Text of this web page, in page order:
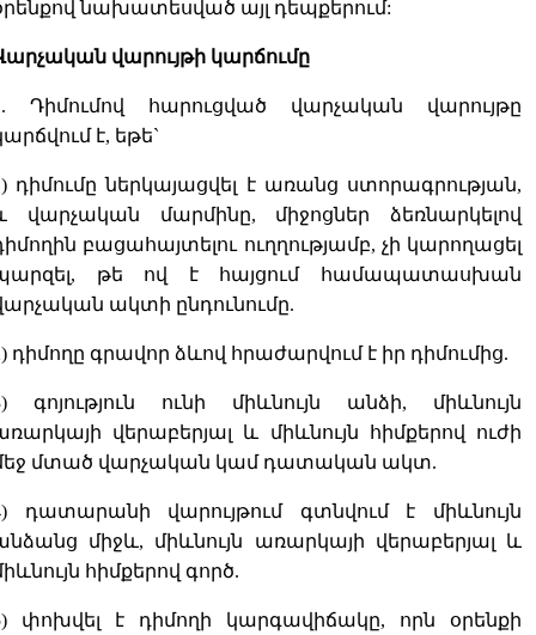
նախատեսված այլ դեպքերում:
վարույթի կարճումը
Դիմումով հարուցված վարչական վարույթը
է, եթե`
դիմումը ներկայացվել է առանց ստորագրության,
վարչական մարմինը, միջոցներ ձեռնարկելով
բացահայտելու ուղղությամբ, չի կարողացել
թե ով է հայցում համապատասխան
ակտի ընդունումը.
դիմողը գրավոր ձևով հրաժարվում է իր դիմումից.
գոյություն ունի միևնույն անձի, միևնույն
վերաբերյալ և միևնույն հիմքերով ուժի
մտած վարչական կամ դատական ակտ.
դատարանի վարույթում գտնվում է միևնույն
միջև, միևնույն առարկայի վերաբերյալ և
հիմքերով գործ.
փոխվել է դիմողի կարգավիճակը, որն օրենքի